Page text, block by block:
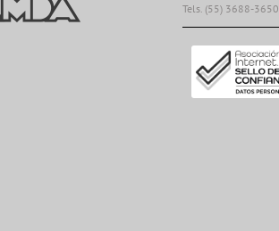
Tels. (55) 3688-3650